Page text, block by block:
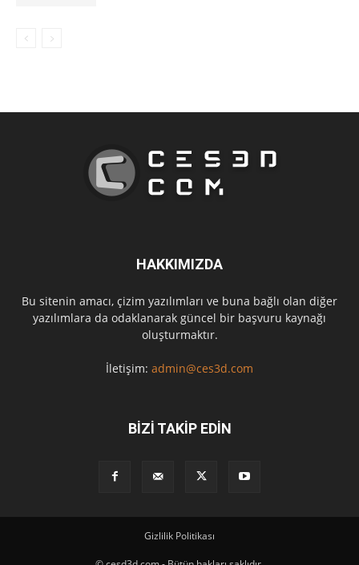
HAKKIMIZDA
Bu sitenin amacı, çizim yazılımları ve buna bağlı olan diğer
yazılımlara da odaklanarak güncel bir başvuru kaynağı
oluşturmaktır.
İletişim: admin@ces3d.com
BİZİ TAKİP EDİN
Gizlilik Politikası